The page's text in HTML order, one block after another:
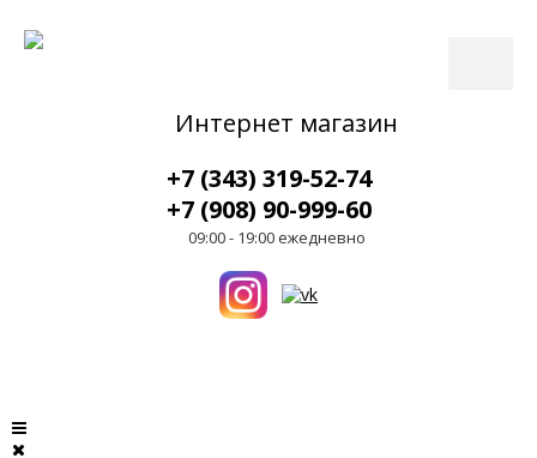
Интернет магазин
+7 (343) 319-52-74
+7 (908) 90-999-60
09:00 - 19:00 ежедневно